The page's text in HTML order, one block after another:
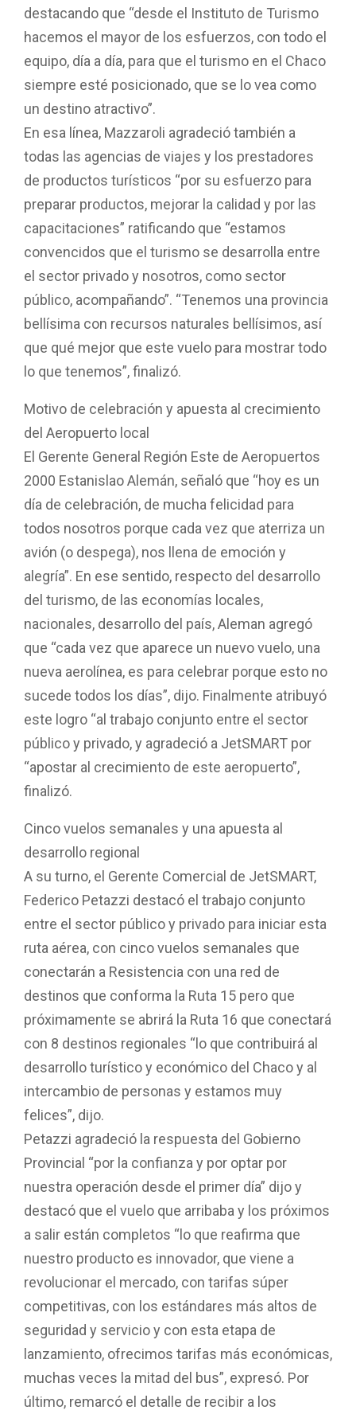
destacando que “desde el Instituto de Turismo
hacemos el mayor de los esfuerzos, con todo el
equipo, día a día, para que el turismo en el Chaco
siempre esté posicionado, que se lo vea como
un destino atractivo”.
En esa línea, Mazzaroli agradeció también a
todas las agencias de viajes y los prestadores
de productos turísticos “por su esfuerzo para
preparar productos, mejorar la calidad y por las
capacitaciones” ratificando que “estamos
convencidos que el turismo se desarrolla entre
el sector privado y nosotros, como sector
público, acompañando”. “Tenemos una provincia
bellísima con recursos naturales bellísimos, así
que qué mejor que este vuelo para mostrar todo
lo que tenemos”, finalizó.
Motivo de celebración y apuesta al crecimiento
del Aeropuerto local
El Gerente General Región Este de Aeropuertos
2000 Estanislao Alemán, señaló que “hoy es un
día de celebración, de mucha felicidad para
todos nosotros porque cada vez que aterriza un
avión (o despega), nos llena de emoción y
alegría”. En ese sentido, respecto del desarrollo
del turismo, de las economías locales,
nacionales, desarrollo del país, Aleman agregó
que “cada vez que aparece un nuevo vuelo, una
nueva aerolínea, es para celebrar porque esto no
sucede todos los días”, dijo. Finalmente atribuyó
este logro “al trabajo conjunto entre el sector
público y privado, y agradeció a JetSMART por
“apostar al crecimiento de este aeropuerto”,
finalizó.
Cinco vuelos semanales y una apuesta al
desarrollo regional
A su turno, el Gerente Comercial de JetSMART,
Federico Petazzi destacó el trabajo conjunto
entre el sector público y privado para iniciar esta
ruta aérea, con cinco vuelos semanales que
conectarán a Resistencia con una red de
destinos que conforma la Ruta 15 pero que
próximamente se abrirá la Ruta 16 que conectará
con 8 destinos regionales “lo que contribuirá al
desarrollo turístico y económico del Chaco y al
intercambio de personas y estamos muy
felices”, dijo.
Petazzi agradeció la respuesta del Gobierno
Provincial “por la confianza y por optar por
nuestra operación desde el primer día” dijo y
destacó que el vuelo que arribaba y los próximos
a salir están completos “lo que reafirma que
nuestro producto es innovador, que viene a
revolucionar el mercado, con tarifas súper
competitivas, con los estándares más altos de
seguridad y servicio y con esta etapa de
lanzamiento, ofrecimos tarifas más económicas,
muchas veces la mitad del bus”, expresó. Por
último, remarcó el detalle de recibir a los